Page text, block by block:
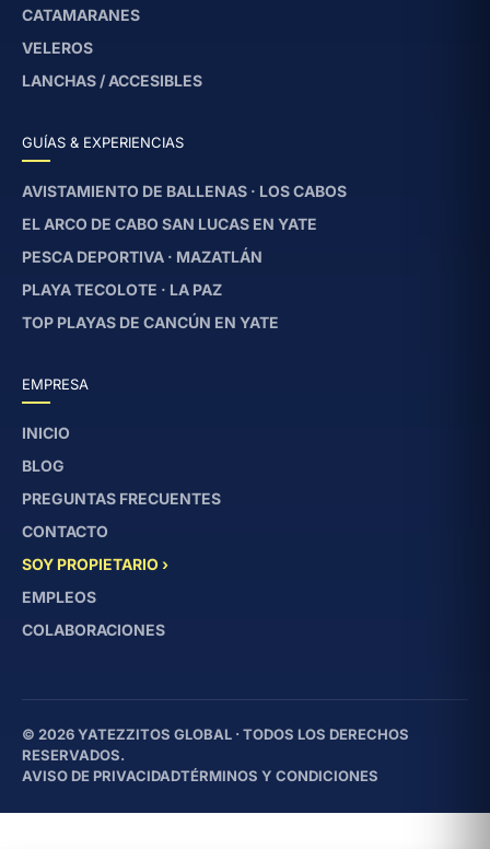
CATAMARANES
VELEROS
LANCHAS / ACCESIBLES
GUÍAS & EXPERIENCIAS
AVISTAMIENTO DE BALLENAS · LOS CABOS
EL ARCO DE CABO SAN LUCAS EN YATE
PESCA DEPORTIVA · MAZATLÁN
PLAYA TECOLOTE · LA PAZ
TOP PLAYAS DE CANCÚN EN YATE
EMPRESA
INICIO
BLOG
PREGUNTAS FRECUENTES
CONTACTO
SOY PROPIETARIO ›
EMPLEOS
COLABORACIONES
© 2026 YATEZZITOS GLOBAL · TODOS LOS DERECHOS
RESERVADOS.
AVISO DE PRIVACIDADTÉRMINOS Y CONDICIONES